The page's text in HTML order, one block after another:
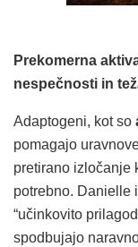
Prekomerna
nespečnosti in
Adaptogeni, kot so
pomagajo
pretirano izločanje
potrebno. Danielle
“učinkovito
spodbujajo